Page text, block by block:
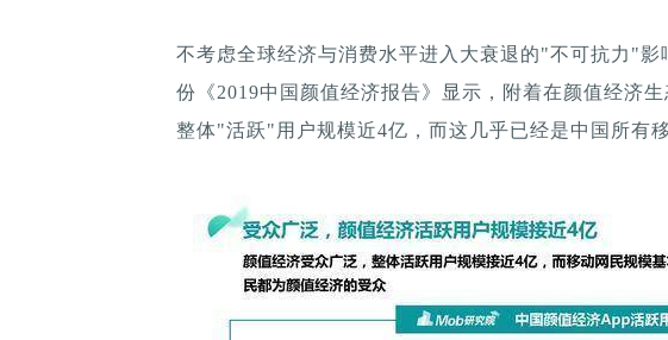
不考虑全球经济与消费水平进入大衰退的"不可抗力"影
份《2019中国颜值经济报告》显示，附着在颜值经济
整体"活跃"用户规模近4亿，而这几乎已经是中国所有